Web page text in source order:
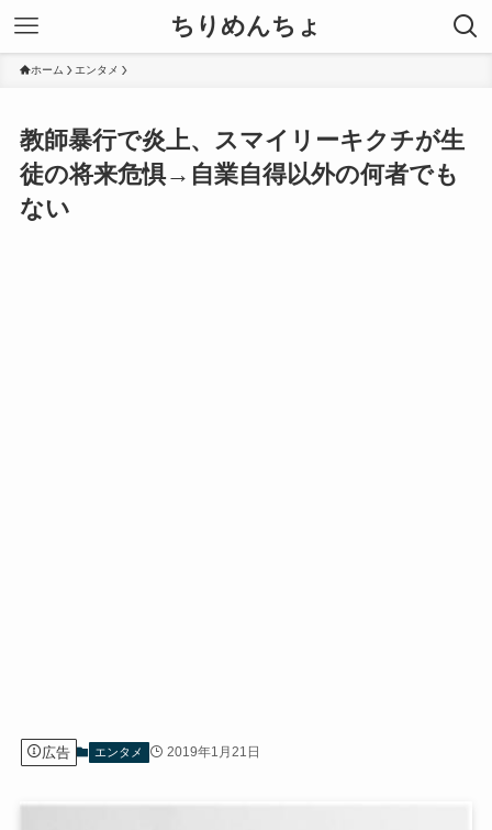
ちりめんちょ
ホーム エンタメ
教師暴行で炎上、スマイリーキクチが生
徒の将来危惧→自業自得以外の何者でも
ない
広告 エンタメ 2019年1月21日